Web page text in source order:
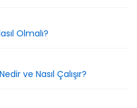
Olmalı?
ve Nasıl Çalışır?